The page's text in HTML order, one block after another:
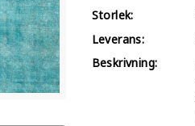
Storlek:
Leverans:
Beskrivning: